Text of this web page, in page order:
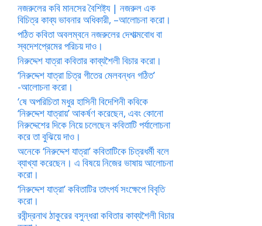
নজরুলের কবি মানসের বৈশিষ্ট্য | নজরুল এক
বিচিত্র কাব্য ভাবনার অধিকারী, –আলোচনা করো।
পঠিত কবিতা অবলম্বনে নজরুলের দেশাত্মবোধ বা
স্বদেশপ্রেমের পরিচয় দাও।
নিরুদ্দেশ যাত্রা কবিতার কাব্যশৈলী বিচার করো।
‘নিরুদ্দেশ যাত্রা চিত্র গীতের মেলবন্ধন গঠিত’
-আলোচনা করো।
‘ষে অপরিচিতা মধুর হাসিনী বিদেশিনী কবিকে
‘নিরুদ্দেশ যাত্রায়’ আকর্ষণ করেছেন, এবং কোনো
নিরুদ্দেশের দিকে নিয়ে চলেছেন কবিতাটি পর্যালোচনা
করে তা বুঝিয়ে দাও।
অনেকে ‘নিরুদ্দেশ যাত্রা’ কবিতাটিকে চিত্রধর্মী বলে
ব্যাখ্যা করেছেন। এ বিষয়ে নিজের ভাষায় আলোচনা
করো।
‘নিরুদ্দেশ যাত্রা’ কবিতাটির তাৎপর্য সংক্ষেপে বিবৃতি
করো।
রবীন্দ্রনাথ ঠাকুরের বসুন্ধরা কবিতার কাব্যশৈলী বিচার